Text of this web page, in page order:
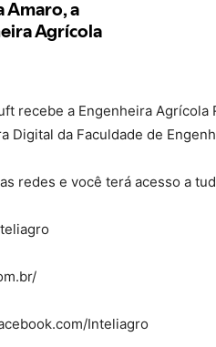
recebe a Engenheira
Digital da Faculdade de
redes e você terá acesso a
Inteliagro